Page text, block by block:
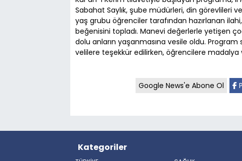
Sabahat Saylık, şube müdürleri, din görevlileri
yaş grubu öğrenciler tarafından hazırlanan
beğenisini topladı. Manevi değerlerle yetişen
dolu anların yaşanmasına vesile oldu.
velilere teşekkür edilirken, öğrencilere
Google News'e Abone Ol
Kategoriler